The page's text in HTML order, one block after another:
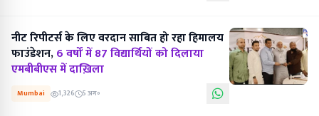
नीट रिपीटर्स के लिए वरदान साबित हो रहा हिमालय
फाउंडेशन,6 वर्षों में 87 विद्यार्थियों को दिलाया
एमबीबीएस में दाख़िला
Mumbai 1,326 5 अग॰